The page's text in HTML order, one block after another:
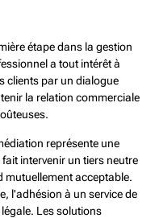
étape dans la gestion
a tout intérêt à
clients par un dialogue
la relation commerciale
représente une
intervenir un tiers neutre
mutuellement acceptable.
l'adhésion à un service de
Les solutions